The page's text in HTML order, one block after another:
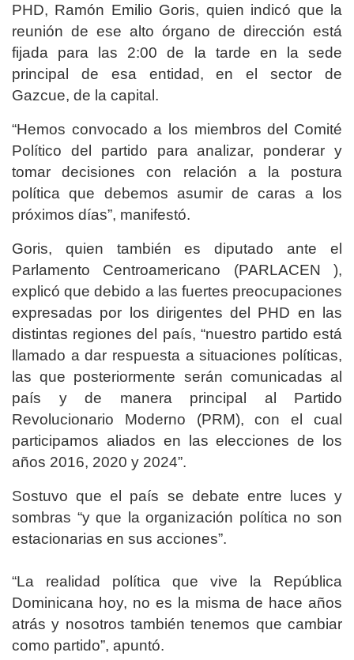
PHD, Ramón Emilio Goris, quien indicó que la
reunión de ese alto órgano de dirección está
fijada para las 2:00 de la tarde en la sede
principal de esa entidad, en el sector de
Gazcue, de la capital.
“Hemos convocado a los miembros del Comité
Político del partido para analizar, ponderar y
tomar decisiones con relación a la postura
política que debemos asumir de caras a los
próximos días”, manifestó.
Goris, quien también es diputado ante el
Parlamento Centroamericano (PARLACEN ),
explicó que debido a las fuertes preocupaciones
expresadas por los dirigentes del PHD en las
distintas regiones del país, “nuestro partido está
llamado a dar respuesta a situaciones políticas,
las que posteriormente serán comunicadas al
país y de manera principal al Partido
Revolucionario Moderno (PRM), con el cual
participamos aliados en las elecciones de los
años 2016, 2020 y 2024”.
Sostuvo que el país se debate entre luces y
sombras “y que la organización política no son
estacionarias en sus acciones”.
“La realidad política que vive la República
Dominicana hoy, no es la misma de hace años
atrás y nosotros también tenemos que cambiar
como partido”, apuntó.